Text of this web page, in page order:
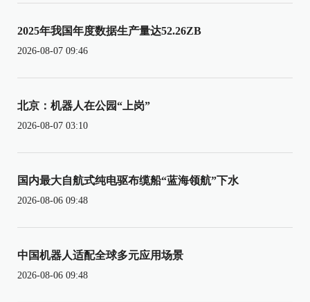
2025年我国年度数据生产量达52.26ZB
2026-08-07 09:46
北京：机器人在公园“上岗”
2026-08-07 03:10
国内最大自航式纯电驱布缆船“蓝海领航”下水
2026-08-06 09:48
中国机器人适配全球多元应用场景
2026-08-06 09:48